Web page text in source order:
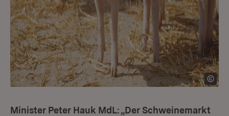
Minister Peter Hauk MdL: „Der Schweinemarkt